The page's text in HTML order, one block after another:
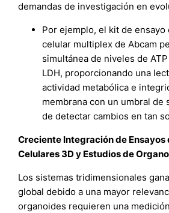
demandas de investigación en
Por ejemplo, el kit de ensayo
celular multiplex de Abcam
simultánea de niveles de
LDH, proporcionando una
actividad metabólica e
membrana con un umbral de
de detectar cambios en tan
Creciente Integración de Ensayos
Celulares 3D y Estudios de
Los sistemas tridimensionales
global debido a una mayor
organoides requieren una